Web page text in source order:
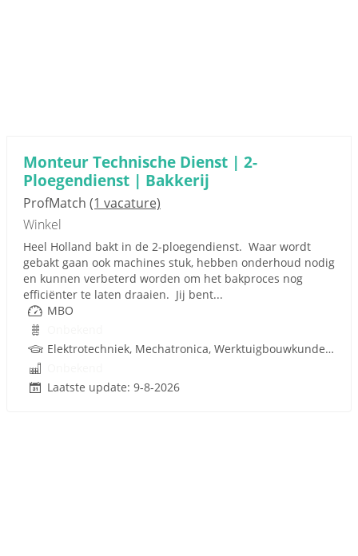
Monteur Technische Dienst | 2-
Ploegendienst | Bakkerij
ProfMatch (1 vacature)
Winkel
Heel Holland bakt in de 2-ploegendienst. Waar wordt
gebakt gaan ook machines stuk, hebben onderhoud nodig
en kunnen verbeterd worden om het bakproces nog
efficiënter te laten draaien. Jij bent...
MBO
Elektrotechniek, Mechatronica, Werktuigbouwkunde, Pneumatiek, Techniek
Laatste update: 9-8-2026